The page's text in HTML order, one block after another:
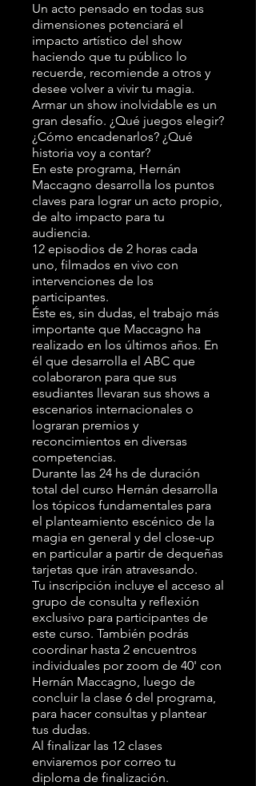
Un acto pensado en todas sus
dimensiones potenciará el
impacto artístico del show
haciendo que tu público lo
recuerde, recomiende a otros y
desee volver a vivir tu magia.
Armar un show inolvidable es un
gran desafío. ¿Qué juegos elegir?
¿Cómo encadenarlos? ¿Qué
historia voy a contar?
En este programa, Hernán
Maccagno desarrolla los puntos
claves para lograr un acto propio,
de alto impacto para tu
audiencia.
12 episodios de 2 horas cada
uno, filmados en vivo con
intervenciones de los
participantes.
Éste es, sin dudas, el trabajo más
importante que Maccagno ha
realizado en los últimos años. En
él que desarrolla el ABC que
colaboraron para que sus
esudiantes llevaran sus shows a
escenarios internacionales o
lograran premios y
reconcimientos en diversas
competencias.
Durante las 24 hs de duración
total del curso Hernán desarrolla
los tópicos fundamentales para
el planteamiento escénico de la
magia en general y del close-up
en particular a partir de dequeñas
tarjetas que irán atravesando.
Tu inscripción incluye el acceso al
grupo de consulta y reflexión
exclusivo para participantes de
este curso. También podrás
coordinar hasta 2 encuentros
individuales por zoom de 40' con
Hernán Maccagno, luego de
concluir la clase 6 del programa,
para hacer consultas y plantear
tus dudas.
Al finalizar las 12 clases
enviaremos por correo tu
diploma de finalización.